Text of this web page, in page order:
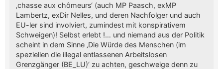
‚chasse aux chômeurs‘ (auch MP Paasch, exMP
Lambertz, exDir Nelles, und deren Nachfolger und auch
EU-ler sind involviert, zumindest mit konspirativem
Schweigen)! Selbst erlebt !… und niemand aus der Politik
scheint in dem Sinne ‚Die Würde des Menschen (im
speziellen die illegal entlassenen Arbeitslosen
Grenzgänger (BE_LU)‘ zu achten, geschweige denn zu